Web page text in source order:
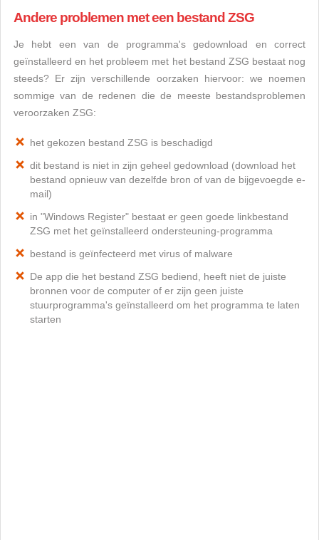
Andere problemen met een bestand ZSG
Je hebt een van de programma's gedownload en correct
geïnstalleerd en het probleem met het bestand ZSG bestaat nog
steeds? Er zijn verschillende oorzaken hiervoor: we noemen
sommige van de redenen die de meeste bestandsproblemen
veroorzaken ZSG:
het gekozen bestand ZSG is beschadigd
dit bestand is niet in zijn geheel gedownload (download het
bestand opnieuw van dezelfde bron of van de bijgevoegde e-
mail)
in "Windows Register" bestaat er geen goede linkbestand
ZSG met het geïnstalleerd ondersteuning-programma
bestand is geïnfecteerd met virus of malware
De app die het bestand ZSG bediend, heeft niet de juiste
bronnen voor de computer of er zijn geen juiste
stuurprogramma's geïnstalleerd om het programma te laten
starten